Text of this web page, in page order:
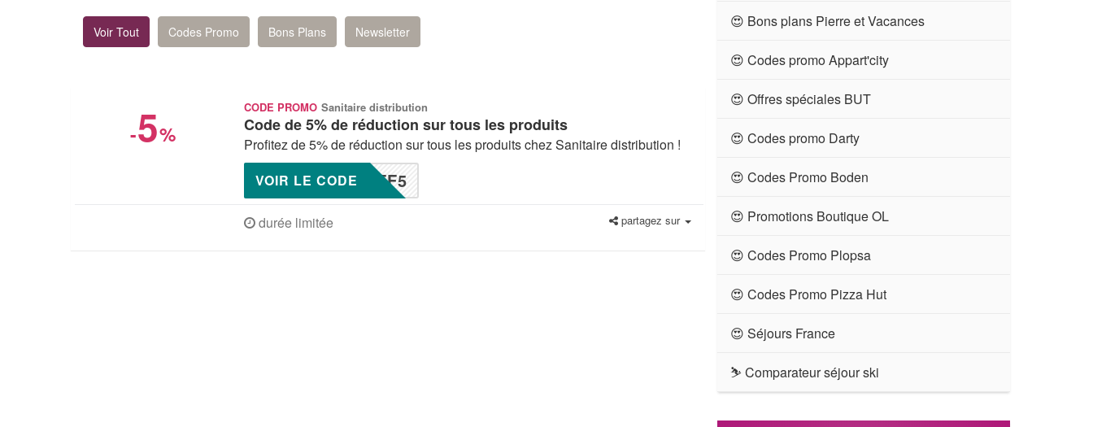
Voir Tout Codes Promo Bons Plans Newsletter
-5%
CODE PROMO Sanitaire distribution
Code de 5% de réduction sur tous les produits
Profitez de 5% de réduction sur tous les produits chez Sanitaire distribution !
FF5
VOIR LE CODE
durée limitée partagez sur
😍 Bons plans Pierre et Vacances
😍 Codes promo Appart'city
😍 Offres spéciales BUT
😍 Codes promo Darty
😍 Codes Promo Boden
😍 Promotions Boutique OL
😍 Codes Promo Plopsa
😍 Codes Promo Pizza Hut
😍 Séjours France
⛷ Comparateur séjour ski